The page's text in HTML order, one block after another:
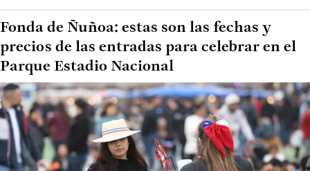
Fonda de Ñuñoa: estas son las fechas y
precios de las entradas para celebrar en el
Parque Estadio Nacional